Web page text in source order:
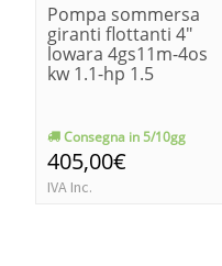
Pompa sommersa
giranti flottanti 4"
lowara 4gs11m-4os
kw 1.1-hp 1.5
Consegna in 5/10gg
405,00€
IVA Inc.